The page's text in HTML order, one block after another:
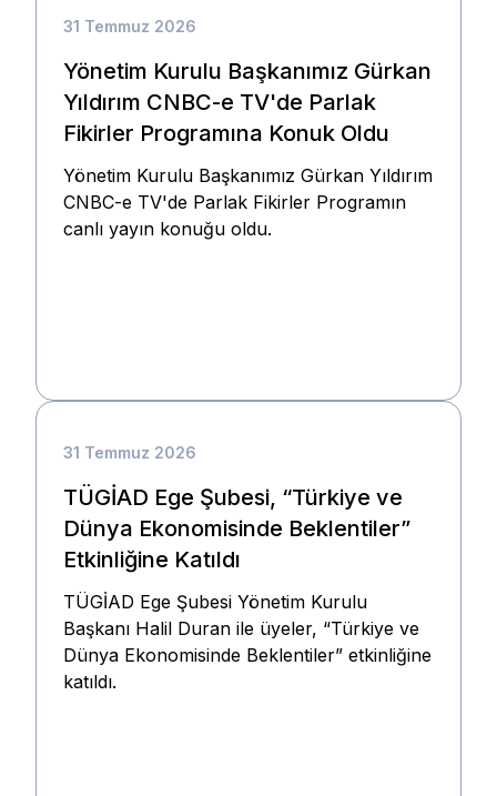
31 Temmuz 2026
Yönetim Kurulu Başkanımız Gürkan
Yıldırım CNBC-e TV'de Parlak
Fikirler Programına Konuk Oldu
Yönetim Kurulu Başkanımız Gürkan Yıldırım
CNBC-e TV'de Parlak Fikirler Programın
canlı yayın konuğu oldu.
31 Temmuz 2026
TÜGİAD Ege Şubesi, “Türkiye ve
Dünya Ekonomisinde Beklentiler”
Etkinliğine Katıldı
TÜGİAD Ege Şubesi Yönetim Kurulu
Başkanı Halil Duran ile üyeler, “Türkiye ve
Dünya Ekonomisinde Beklentiler” etkinliğine
katıldı.